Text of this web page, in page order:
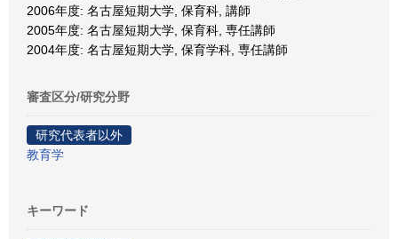
2006年度: 名古屋短期大学, 保育科, 講師
2005年度: 名古屋短期大学, 保育科, 専任講師
2004年度: 名古屋短期大学, 保育学科, 専任講師
審査区分/研究分野
研究代表者以外
教育学
キーワード